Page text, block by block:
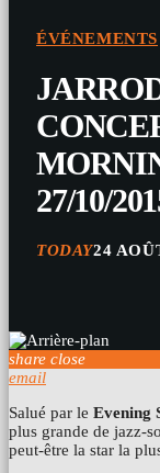
ÉVÉNEMENTS
27/10/
TODAY24
share close
email
Salué par le Evening
plus grande de jazz-
peut-être la star la